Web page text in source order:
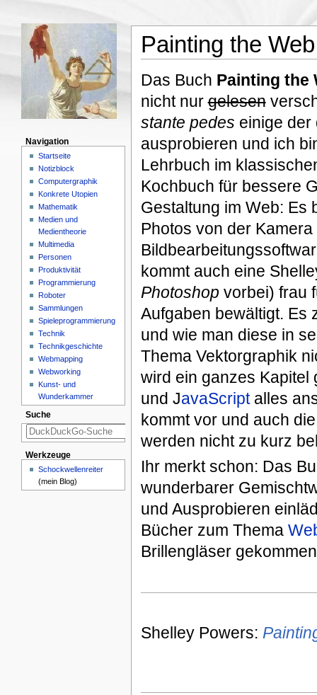
Painting the Web
Das Buch Painting the
nicht nurgelesen
stante pedes einige der
ausprobieren und ich
Lehrbuch im
Kochbuch für bessere
Gestaltung im Web: Es
Photos von der
kommt auch eine
Photoshop vorbei) frau
Aufgaben bewältigt. Es
und wie man diese in
Thema Vektorgraphik
wird ein ganzes Kapitel
und JavaScriptalles
kommt vor und auch
werden nicht zu kurz
Ihr merkt schon: Das
wunderbarer
und Ausprobieren
Bücher zum Thema
Brillengläser
Shelley Powers:
Navigation
Startseite
Notizblock
Computergraphik
Konkrete Utopien
Mathematik
Medien und
Medientheorie
Multimedia
Personen
Produktivität
Programmierung
Roboter
Sammlungen
Spieleprogrammierung
Technik
Technikgeschichte
Webmapping
Webworking
Kunst- und
Wunderkammer
Suche
Werkzeuge
Schockwellenreiter
(mein Blog)